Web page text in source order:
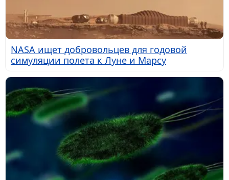
NASA ищет добровольцев для годовой
симуляции полета к Луне и Марсу